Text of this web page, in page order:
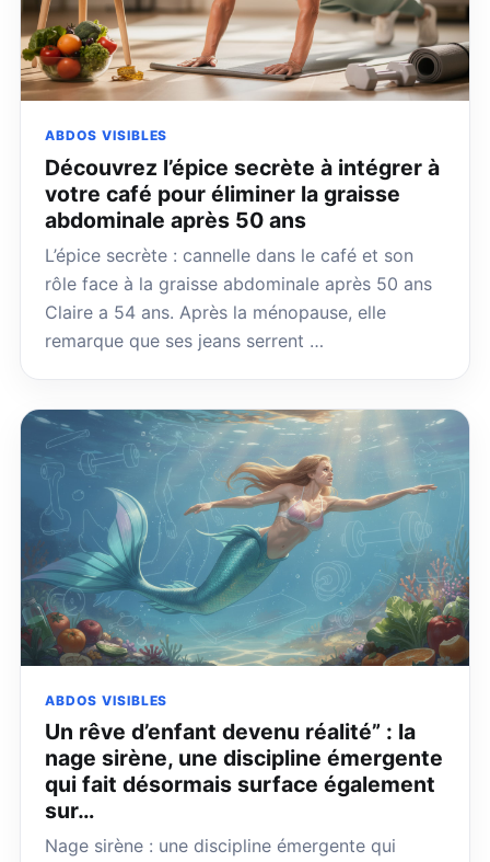
ABDOS VISIBLES
Découvrez l’épice secrète à intégrer à
votre café pour éliminer la graisse
abdominale après 50 ans
L’épice secrète : cannelle dans le café et son
rôle face à la graisse abdominale après 50 ans
Claire a 54 ans. Après la ménopause, elle
remarque que ses jeans serrent …
ABDOS VISIBLES
Un rêve d’enfant devenu réalité” : la
nage sirène, une discipline émergente
qui fait désormais surface également
sur…
Nage sirène : une discipline émergente qui